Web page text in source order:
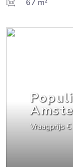
67 m²
Vraagprijs